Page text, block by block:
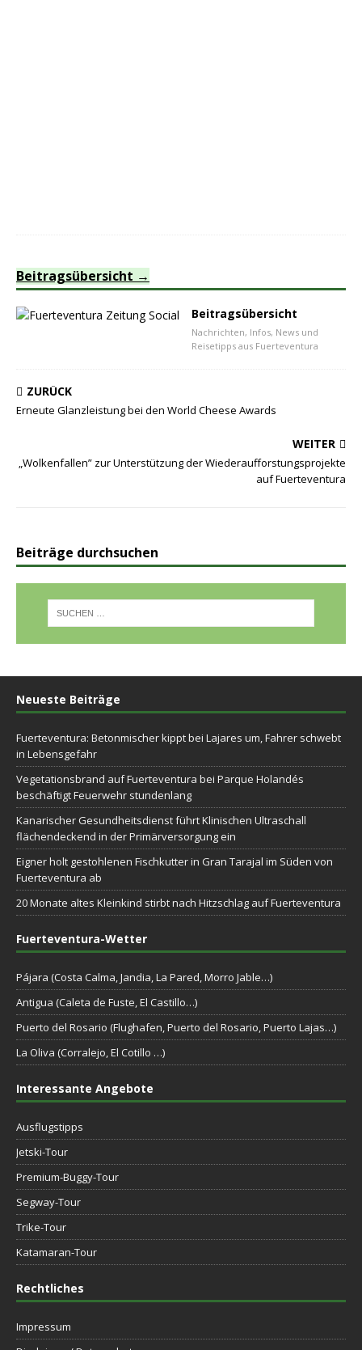
Beitragsübersicht
Beitragsübersicht
Nachrichten, Infos, News und
Reisetipps aus Fuerteventura
ZURÜCK
Erneute Glanzleistung bei den World Cheese Awards
WEITER
„Wolkenfallen” zur Unterstützung der Wiederaufforstungsprojekte
auf Fuerteventura
Beiträge durchsuchen
Neueste Beiträge
Fuerteventura: Betonmischer kippt bei Lajares um, Fahrer schwebt
in Lebensgefahr
Vegetationsbrand auf Fuerteventura bei Parque Holandés
beschäftigt Feuerwehr stundenlang
Kanarischer Gesundheitsdienst führt Klinischen Ultraschall
flächendeckend in der Primärversorgung ein
Eigner holt gestohlenen Fischkutter in Gran Tarajal im Süden von
Fuerteventura ab
20 Monate altes Kleinkind stirbt nach Hitzschlag auf Fuerteventura
Fuerteventura-Wetter
Pájara (Costa Calma, Jandia, La Pared, Morro Jable…)
Antigua (Caleta de Fuste, El Castillo…)
Puerto del Rosario (Flughafen, Puerto del Rosario, Puerto Lajas…)
La Oliva (Corralejo, El Cotillo …)
Interessante Angebote
Ausflugstipps
Jetski-Tour
Premium-Buggy-Tour
Segway-Tour
Trike-Tour
Katamaran-Tour
Rechtliches
Impressum